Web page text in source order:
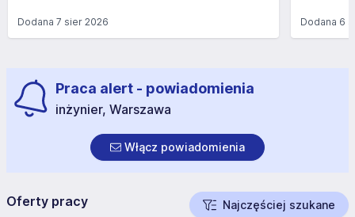
Dodana 7 sier 2026 Dodana 6
Praca alert - powiadomienia
inżynier, Warszawa
Włącz powiadomienia
Oferty pracy
Najczęściej szukane